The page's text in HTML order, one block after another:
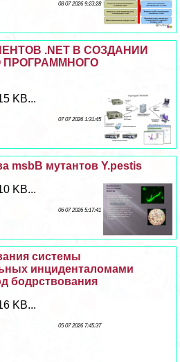
08 07 2026 9:23:28
.NET В СОЗДАНИИ
ПРОГРАММНОГО
KB...
07 07 2026 1:31:45
msbB мутантов Y.pestis
KB...
06 07 2026 5:17:41
системы
инциденталомами
бодрствования
KB...
05 07 2026 7:45:37